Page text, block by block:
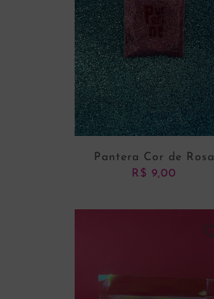
Pantera Cor de Rosa
R$ 9,00